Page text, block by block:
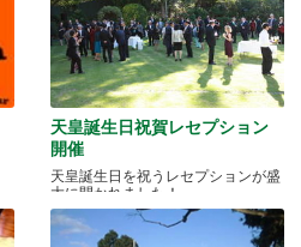
天皇誕生日祝賀レセプション
開催
天皇誕生日を祝うレセプションが盛
大に開かれました！